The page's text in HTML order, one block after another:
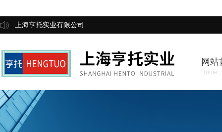
上海亨托实业有限公司
网站
Home